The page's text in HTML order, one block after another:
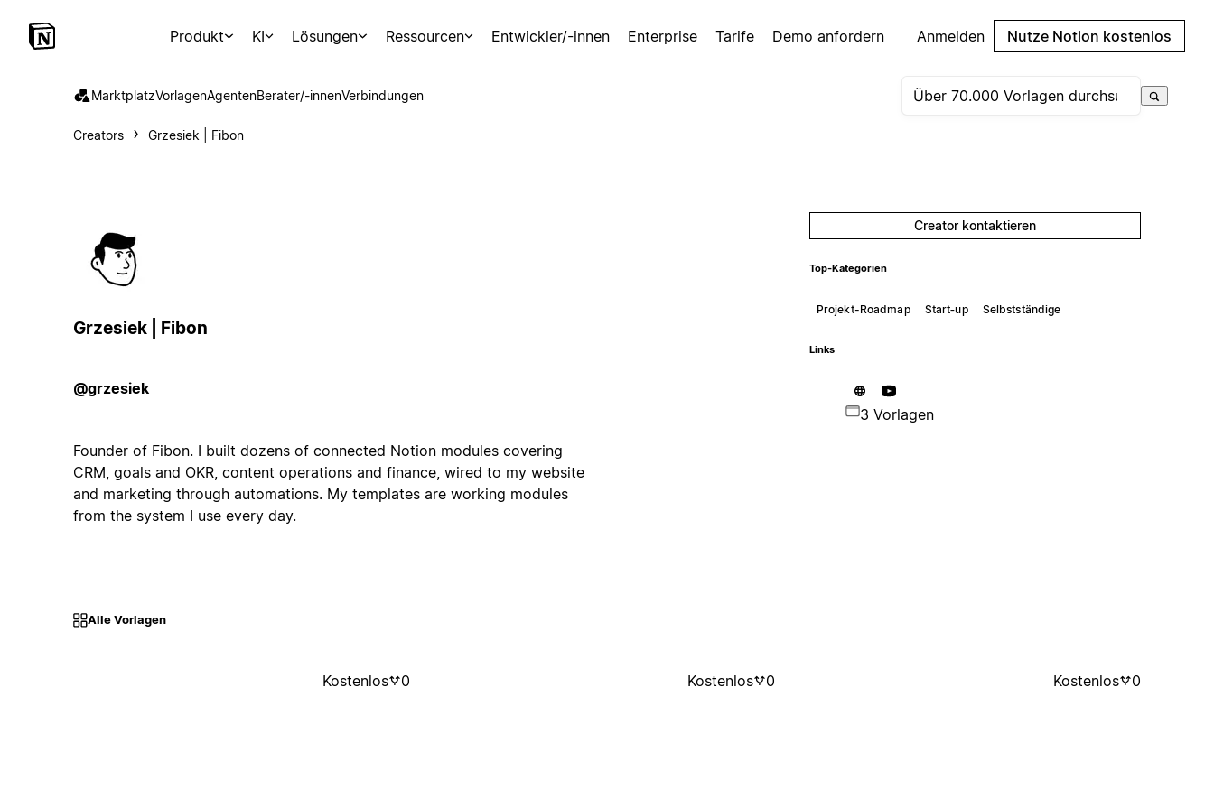
Produkt KI Lösungen Ressourcen Entwickler/-innen Enterprise Tarife Demo anfordern Anmelden Nutze Notion kostenlos
MarktplatzVorlagenAgentenBerater/-innenVerbindungen
Creators Grzesiek | Fibon
Grzesiek | Fibon
@grzesiek
Founder of Fibon. I built dozens of connected Notion modules covering
CRM, goals and OKR, content operations and finance, wired to my website
and marketing through automations. My templates are working modules
from the system I use every day.
Creator kontaktieren
Top-Kategorien
Projekt-Roadmap Start‑up Selbstständige
Links
3 Vorlagen
Alle Vorlagen
Kostenlos 0 Kostenlos 0 Kostenlos 0